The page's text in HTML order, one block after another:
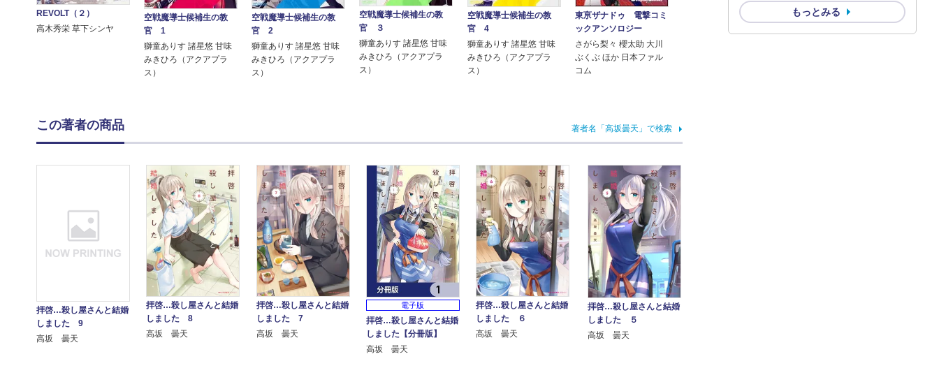
もっとみる
REVOLT（２）
高木秀栄 草下シンヤ
空戦魔導士候補生の教
官 1
獅童ありす 諸星悠 甘味
みきひろ（アクアプラ
ス）
空戦魔導士候補生の教
官 2
獅童ありす 諸星悠 甘味
みきひろ（アクアプラ
ス）
空戦魔導士候補生の教
官 ３
獅童ありす 諸星悠 甘味
みきひろ（アクアプラ
ス）
空戦魔導士候補生の教
官 4
獅童ありす 諸星悠 甘味
みきひろ（アクアプラ
ス）
東亰ザナドゥ 電撃コミ
ックアンソロジー
さがら梨々 櫻太助 大川
ぶくぶ ほか 日本ファル
コム
この著者の商品 著者名「高坂曇天」で検索
拝啓…殺し屋さんと結婚
しました 9
高坂 曇天
拝啓…殺し屋さんと結婚
しました 8
高坂 曇天
拝啓…殺し屋さんと結婚
しました 7
高坂 曇天
電子版
拝啓…殺し屋さんと結婚
しました【分冊版】
高坂 曇天
拝啓…殺し屋さんと結婚
しました ６
高坂 曇天
拝啓…殺し屋さんと結婚
しました ５
高坂 曇天